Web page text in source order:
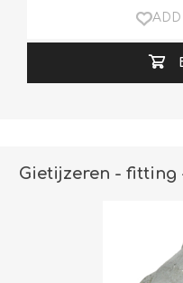
ADD
Gietijzeren - fitting